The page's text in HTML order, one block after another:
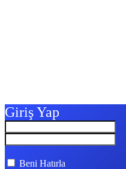
Giriş Yap
Beni Hatırla